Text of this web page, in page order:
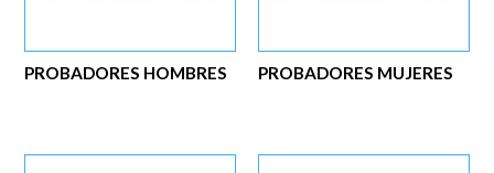
PROBADORES MUJERES
PROBADORES HOMBRES